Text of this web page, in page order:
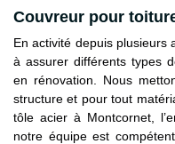
Couvreur pour
En activité depuis plusieurs
à assurer différents types
en rénovation. Nous
structure et pour tout
tôle acier à Montcornet,
notre équipe est